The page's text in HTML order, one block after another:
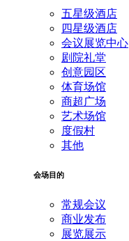
五星级酒店
四星级酒店
会议展览中心
剧院礼堂
创意园区
体育场馆
商超广场
艺术场馆
度假村
其他
会场目的
常规会议
商业发布
展览展示